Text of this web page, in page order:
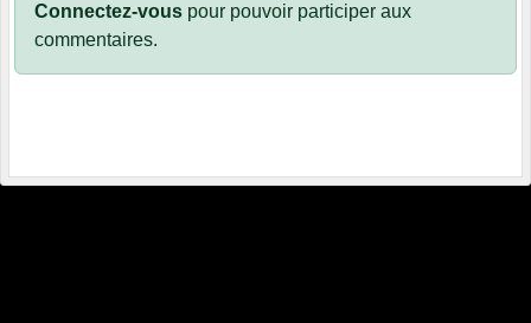
Connectez-vous pour pouvoir participer aux
commentaires.